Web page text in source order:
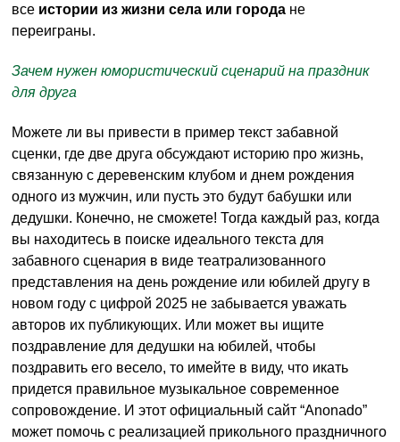
все истории из жизни села или города не
переиграны.
Зачем нужен юмористический сценарий на праздник
для друга
Можете ли вы привести в пример текст забавной
сценки, где две друга обсуждают историю про жизнь,
связанную с деревенским клубом и днем рождения
одного из мужчин, или пусть это будут бабушки или
дедушки. Конечно, не сможете! Тогда каждый раз, когда
вы находитесь в поиске идеального текста для
забавного сценария в виде театрализованного
представления на день рождение или юбилей другу в
новом году с цифрой 2025 не забывается уважать
авторов их публикующих. Или может вы ищите
поздравление для дедушки на юбилей, чтобы
поздравить его весело, то имейте в виду, что икать
придется правильное музыкальное современное
сопровождение. И этот официальный сайт “Anonado”
может помочь c реализацией прикольного праздничного